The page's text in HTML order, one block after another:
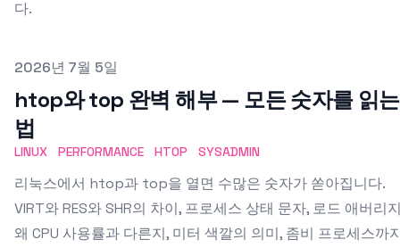
다.
Published on
2026년 7월 5일
htop와 top 완벽 해부 — 모든 숫자를 읽는
법
LINUX PERFORMANCE HTOP SYSADMIN
리눅스에서 htop과 top을 열면 수많은 숫자가 쏟아집니다.
VIRT와 RES와 SHR의 차이, 프로세스 상태 문자, 로드 애버리
왜 CPU 사용률과 다른지, 미터 색깔의 의미, 좀비 프로세스까